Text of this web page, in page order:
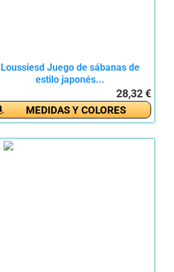
Loussiesd Juego de sábanas de
estilo japonés...
28,32 €
MEDIDAS Y COLORES